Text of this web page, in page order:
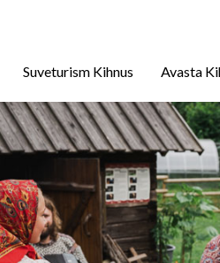
Suveturism Kihnus Avasta